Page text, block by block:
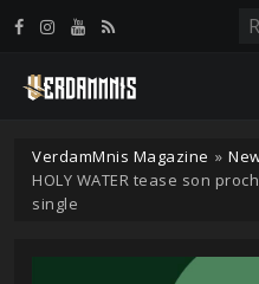
VerdamMnis Magazine »
HOLY WATER tease son
single
Panneau de gestion des